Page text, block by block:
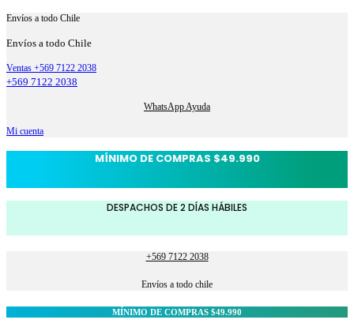
Envíos a todo Chile
Envíos a todo Chile
Ventas +569 7122 2038
+569 7122 2038
WhatsApp Ayuda
Mi cuenta
MÍNIMO DE COMPRAS $49.990
DESPACHOS DE 2 DÍAS HÁBILES
+569 7122 2038
Envíos a todo chile
MÍNIMO DE COMPRAS $49.990